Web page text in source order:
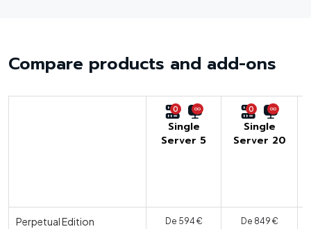
Compare products and add-ons
0
Single
Server 5
0
Single
Server 20
Perpetual Edition De 594 € De 849 €